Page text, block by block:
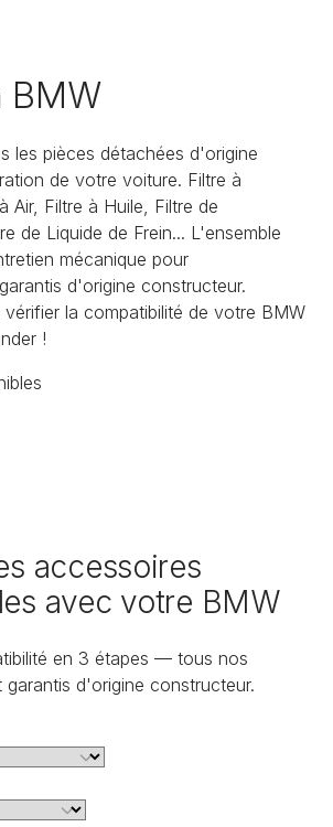
BMW
les pièces détachées d'origine
de votre voiture. Filtre à
Air, Filtre à Huile, Filtre de
de Liquide de Frein... L'ensemble
mécanique pour
d'origine constructeur.
la compatibilité de votre BMW
!
s
accessoires
avec votre BMW
en 3 étapes — tous nos
d'origine constructeur.